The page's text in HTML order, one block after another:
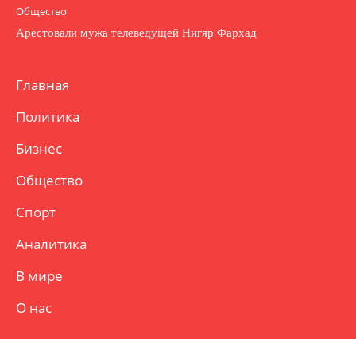
Общество
Арестовали мужа телеведущей Нигяр Фархад
Главная
Политика
Бизнес
Общество
Спорт
Аналитика
В мире
О нас